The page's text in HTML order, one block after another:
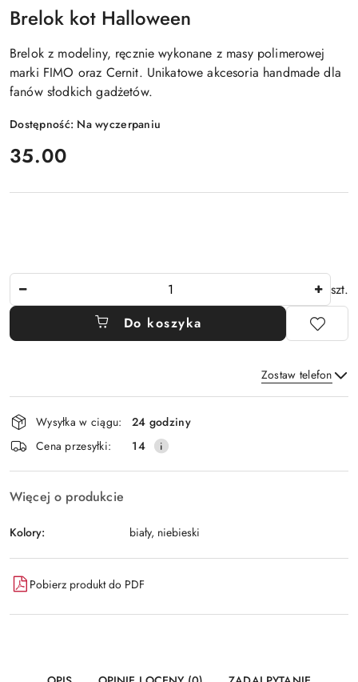
Brelok kot Halloween
Brelok z modeliny, ręcznie wykonane z masy polimerowej
marki FIMO oraz Cernit. Unikatowe akcesoria handmade dla
fanów słodkich gadżetów.
Dostępność: Na wyczerpaniu
cena:
35.00
szt.
Do koszyka
Zostaw telefon
Wyślij
Dostępność
i
dostawa
Wysyłka w ciągu:
24 godziny
Cena przesyłki:
14
Więcej o produkcie
Kolory: biały, niebieski
Pobierz produkt do PDF